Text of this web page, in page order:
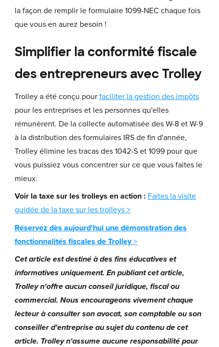
la façon de remplir le formulaire 1099-NEC chaque fois
que vous en aurez besoin !
Simplifier la conformité fiscale
des entrepreneurs avec Trolley
Trolley a été conçu pour faciliter la gestion des impôts
pour les entreprises et les personnes qu'elles
rémunèrent. De la collecte automatisée des W-8 et W-9
à la distribution des formulaires IRS de fin d'année,
Trolley élimine les tracas des 1042-S et 1099 pour que
vous puissiez vous concentrer sur ce que vous faites le
mieux.
Voir la taxe sur les trolleys en action : Faites la visite
guidée de la taxe sur les trolleys >
Réservez dès aujourd'hui une démonstration des
fonctionnalités fiscales de Trolley>
Cet article est destiné à des fins éducatives et
informatives uniquement. En publiant cet article,
Trolley n'offre aucun conseil juridique, fiscal ou
commercial. Nous encourageons vivement chaque
lecteur à consulter son avocat, son comptable ou son
conseiller d'entreprise au sujet du contenu de cet
article. Trolley n'assume aucune responsabilité pour